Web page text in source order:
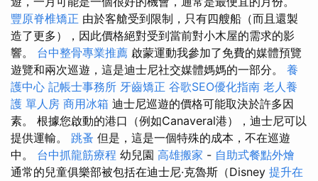
豐原脊椎矯正 由於客艙受到限制，只有四艘船（而且還製
造了更多），因此價格絕對受到當前對小木屋的需求的影
響。 台中整骨專業推薦 啟蒙運動我參加了免費的媒體預覽
遊覽和兩次巡遊，這是迪士尼社交媒體媽媽的一部分。 養
護中心 記帳士事務所 牙齒矯正 谷歌SEO優化指南 老人養
護 單人房 商用冰箱 迪士尼巡遊的價格可能取決於許多因
素。 根據您啟動的港口（例如Canaveral港），迪士尼可以
提供運輸。 跳蚤 但是，這是一個特殊的成本，不在巡遊
中。 台中抓龍筋療程 幼兒園 高雄搬家 - 自助式餐點外燴
通常的兒童俱樂部被包括在迪士尼·克魯斯（Disney 提升在